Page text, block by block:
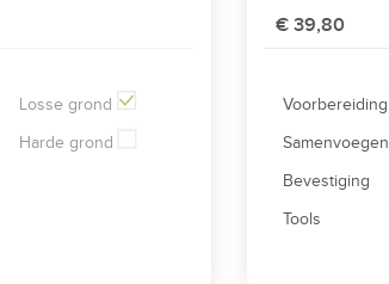
Losse grond
Harde grond
€ 39,80
Voorbereiding
Samenvoegen
Bevestiging
Tools